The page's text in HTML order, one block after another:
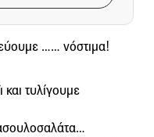
…… νόστιμα!
τυλίγουμε